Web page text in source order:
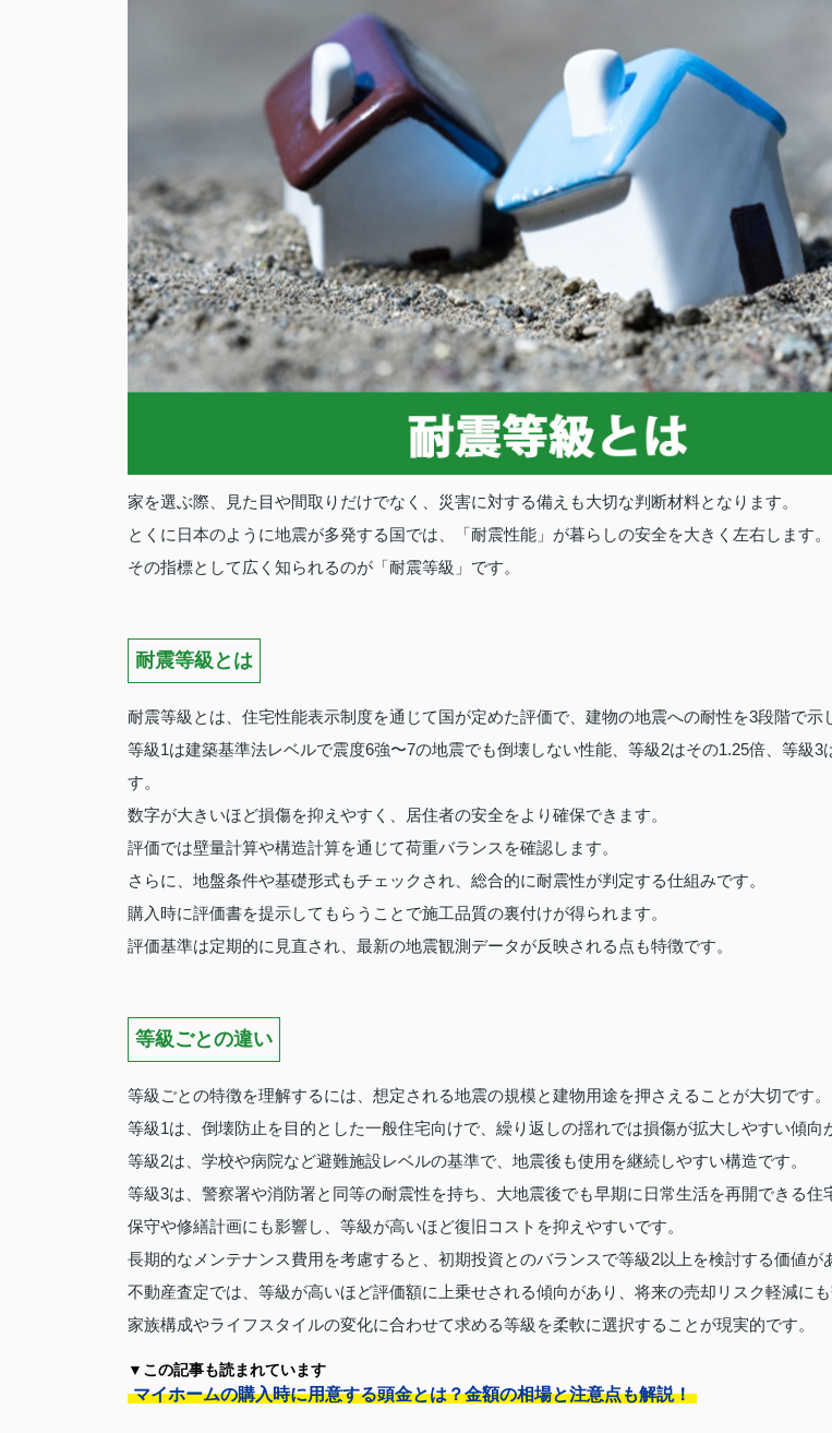
家を選ぶ際、見た目や間取りだけでなく、災害に対する備えも大切な判断材料となります。
とくに日本のように地震が多発する国では、「耐震性能」が暮らしの安全を大きく左右します。
その指標として広く知られるのが「耐震等級」です。
耐震等級とは
耐震等級とは、住宅性能表示制度を通じて国が定めた評価で、建物の地震への耐性を3段階で示
等級1は建築基準法レベルで震度6強〜7の地震でも倒壊しない性能、等級2はその1.25倍、等級3
す。
数字が大きいほど損傷を抑えやすく、居住者の安全をより確保できます。
評価では壁量計算や構造計算を通じて荷重バランスを確認します。
さらに、地盤条件や基礎形式もチェックされ、総合的に耐震性が判定する仕組みです。
購入時に評価書を提示してもらうことで施工品質の裏付けが得られます。
評価基準は定期的に見直され、最新の地震観測データが反映される点も特徴です。
等級ごとの違い
等級ごとの特徴を理解するには、想定される地震の規模と建物用途を押さえることが大切です。
等級1は、倒壊防止を目的とした一般住宅向けで、繰り返しの揺れでは損傷が拡大しやすい傾向
等級2は、学校や病院など避難施設レベルの基準で、地震後も使用を継続しやすい構造です。
等級3は、警察署や消防署と同等の耐震性を持ち、大地震後でも早期に日常生活を再開できる住
保守や修繕計画にも影響し、等級が高いほど復旧コストを抑えやすいです。
長期的なメンテナンス費用を考慮すると、初期投資とのバランスで等級2以上を検討する価値が
不動産査定では、等級が高いほど評価額に上乗せされる傾向があり、将来の売却リスク軽減にも
家族構成やライフスタイルの変化に合わせて求める等級を柔軟に選択することが現実的です。
▼この記事も読まれています
マイホームの購入時に用意する頭金とは？金額の相場と注意点も解説！